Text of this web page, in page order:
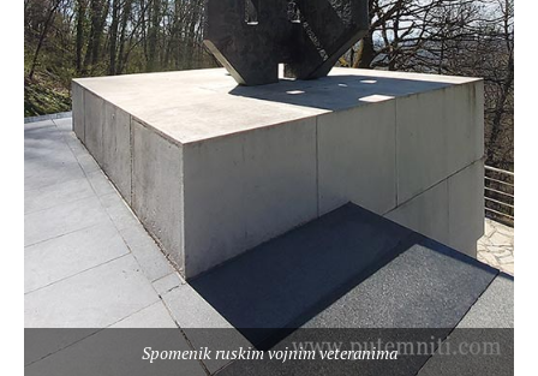
Spomenik ruskim vojnim veteranima